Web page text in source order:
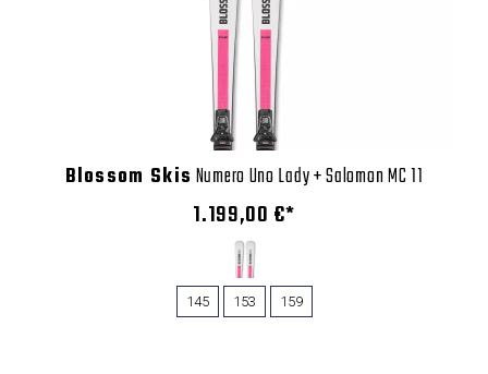
Blossom Skis Numero Uno Lady + Salomon MC 11
1.199,00 €*
145 153 159